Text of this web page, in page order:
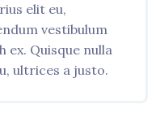
elit eu,
vestibulum
ex. Quisque nulla
ultrices a justo.